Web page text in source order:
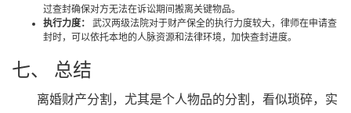
过查封确保对方无法在诉讼期间搬离关键物品。
执行力度：
武汉两级法院对于财产保全的执行力度较大，律师在申请查
封时，可以依托本地的人脉资源和法律环境，加快查封进度。
七、 总结
离婚财产分割，尤其是个人物品的分割，看似琐碎，实